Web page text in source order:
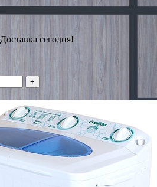
Доставка сегодня!
+